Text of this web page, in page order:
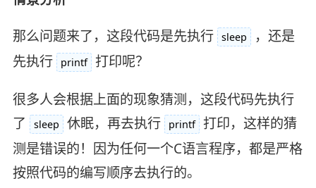
那么问题来了，这段代码是先执行 sleep
，还是
先执行
printf 打印呢？
很多人会根据上面的现象猜测，这段代码先执行
了
sleep 休眠，再去执行 printf 打印，这样的猜
测是错误的！因为任何一个C语言程序，都是严格
按照代码的编写顺序去执行的。